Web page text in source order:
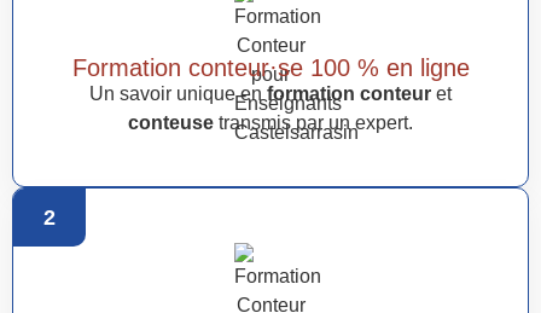
Formation conteur·se 100 % en ligne
Un savoir unique en formation conteur et
conteuse transmis par un expert.
2